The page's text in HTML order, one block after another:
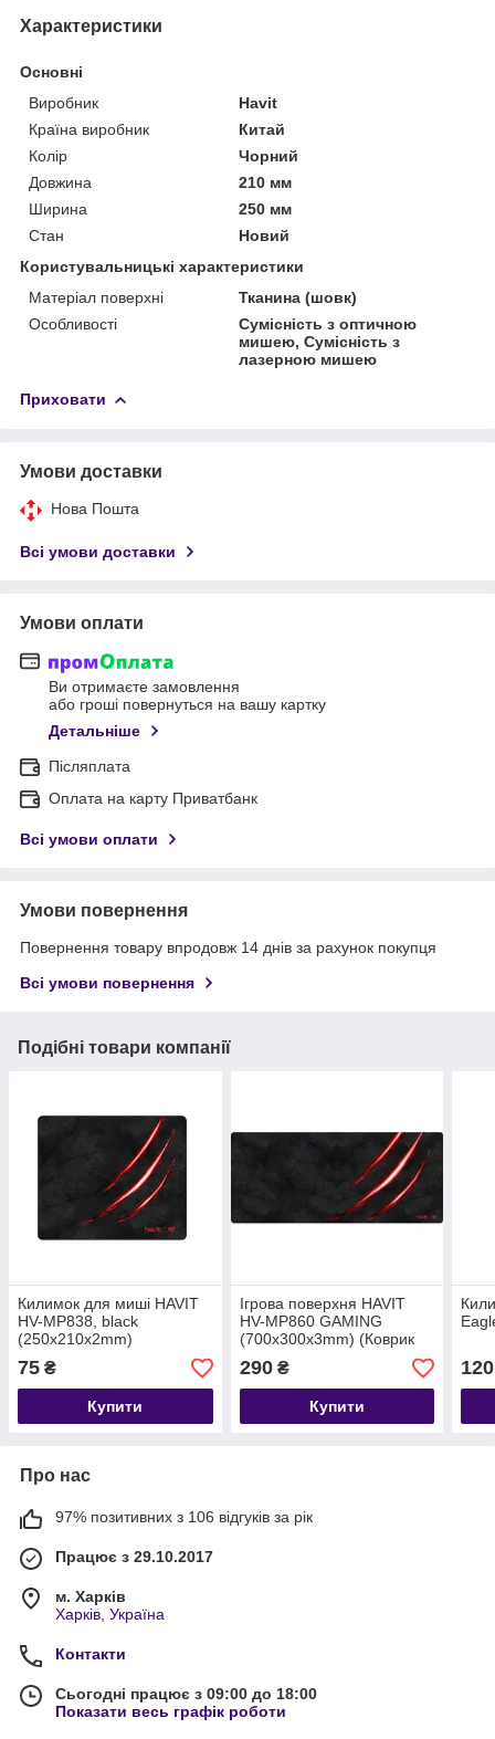
Характеристики
Основні
Виробник
Havit
Країна виробник
Китай
Колір
Чорний
Довжина
210 мм
Ширина
250 мм
Стан
Новий
Користувальницькі характеристики
Матеріал поверхні
Тканина (шовк)
Особливості
Сумісність з оптичною
мишею, Сумісність з
лазерною мишею
Приховати
Умови доставки
Нова Пошта
Всі умови доставки
Умови оплати
Ви отримаєте замовлення
або гроші повернуться на вашу картку
Детальніше
Післяплата
Оплата на карту Приватбанк
Всі умови оплати
Умови повернення
Повернення товару впродовж 14 днів за рахунок покупця
Всі умови повернення
Подібні товари компанії
Килимок для миші HAVIT
HV-MP838, black
(250x210x2mm)
75 ₴
Купити
Ігрова поверхня HAVIT
HV-MP860 GAMING
(700x300x3mm) (Коврик
290₴
Купити
120
Про нас
97% позитивних з 106 відгуків за рік
Працює з 29.10.2017
м. Харків
Харків, Україна
Контакти
Сьогодні працює з 09:00 до 18:00
Показати весь графік роботи